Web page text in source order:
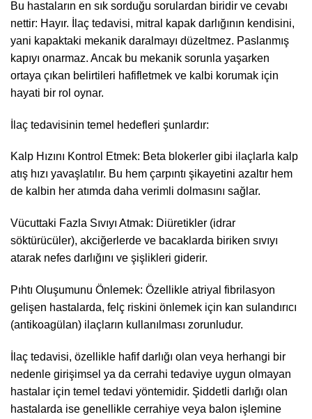
Bu hastaların en sık sorduğu sorulardan biridir ve cevabı
nettir: Hayır. İlaç tedavisi, mitral kapak darlığının kendisini,
yani kapaktaki mekanik daralmayı düzeltmez. Paslanmış
kapıyı onarmaz. Ancak bu mekanik sorunla yaşarken
ortaya çıkan belirtileri hafifletmek ve kalbi korumak için
hayati bir rol oynar.
İlaç tedavisinin temel hedefleri şunlardır:
Kalp Hızını Kontrol Etmek: Beta blokerler gibi ilaçlarla kalp
atış hızı yavaşlatılır. Bu hem çarpıntı şikayetini azaltır hem
de kalbin her atımda daha verimli dolmasını sağlar.
Vücuttaki Fazla Sıvıyı Atmak: Diüretikler (idrar
söktürücüler), akciğerlerde ve bacaklarda biriken sıvıyı
atarak nefes darlığını ve şişlikleri giderir.
Pıhtı Oluşumunu Önlemek: Özellikle atriyal fibrilasyon
gelişen hastalarda, felç riskini önlemek için kan sulandırıcı
(antikoagülan) ilaçların kullanılması zorunludur.
İlaç tedavisi, özellikle hafif darlığı olan veya herhangi bir
nedenle girişimsel ya da cerrahi tedaviye uygun olmayan
hastalar için temel tedavi yöntemidir. Şiddetli darlığı olan
hastalarda ise genellikle cerrahiye veya balon işlemine